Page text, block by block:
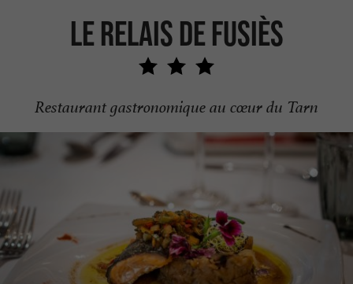
Le Relais de Fusiès
Restaurant gastronomique au cœur du Tarn